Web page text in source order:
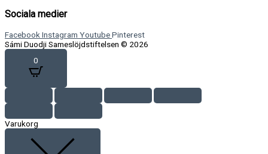
Sociala medier
FacebookInstagram YoutubePinterest
Sámi Duodji Sameslöjdstiftelsen © 2026
0
Varukorg